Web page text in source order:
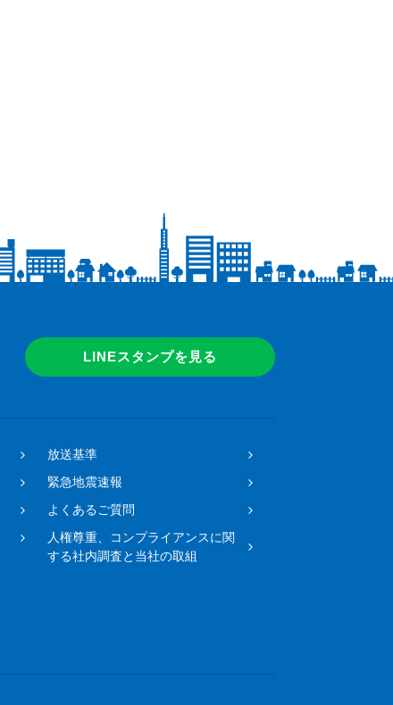
LINEスタンプを見る
放送基準
緊急地震速報
よくあるご質問
人権尊重、コンプライアンスに関
する社内調査と当社の取組